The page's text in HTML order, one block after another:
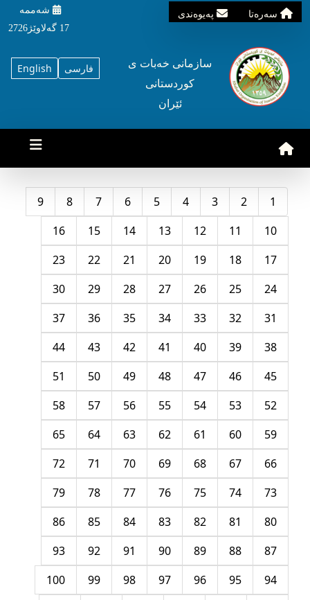
سه‌ره‌تا په‌یوه‌ندی
شه‌ممه‌
17 گه‌لاوێژ2726
English فارسی
سازمانی خه‌بات ی
کوردستانی
ئێران
1
2
3
4
5
6
7
8
9
10
11
12
13
14
15
16
17
18
19
20
21
22
23
24
25
26
27
28
29
30
31
32
33
34
35
36
37
38
39
40
41
42
43
44
45
46
47
48
49
50
51
52
53
54
55
56
57
58
59
60
61
62
63
64
65
66
67
68
69
70
71
72
73
74
75
76
77
78
79
80
81
82
83
84
85
86
87
88
89
90
91
92
93
94
95
96
97
98
99
100